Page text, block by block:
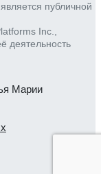
Марии
публичной
Inc.,
деятельность